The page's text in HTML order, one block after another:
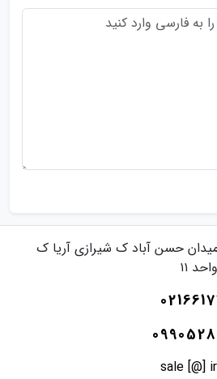
میدان حسن آباد ک شیرازی آریا ک
sale [@]